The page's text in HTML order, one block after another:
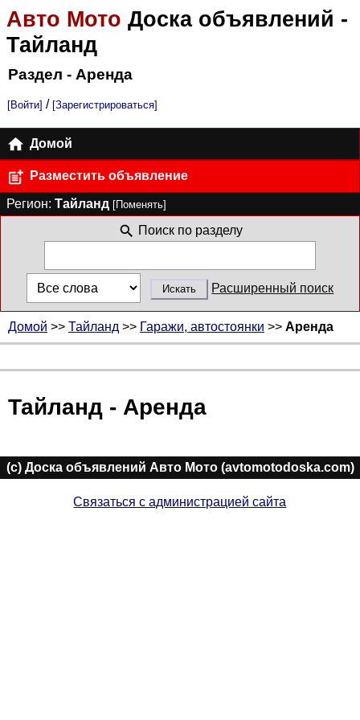
Авто Мото Доска объявлений -
Тайланд
Раздел - Аренда
[Войти] / [Зарегистрироваться]
Домой
Разместить объявление
Регион: Тайланд [Поменять]
Поиск по разделу
Расширенный поиск
Домой >> Тайланд >> Гаражи, автостоянки >> Аренда
Тайланд - Аренда
(c) Доска объявлений Авто Мото (avtomotodoska.com)
Связаться с администрацией сайта